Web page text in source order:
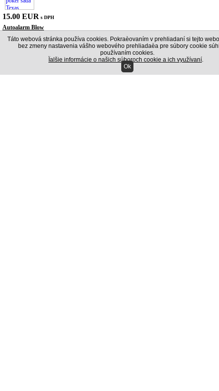
15.00 EUR s DPH
Autoalarm Blow
Alarmov� syst�m BLOW VLASTNOSTI: - Trojk...
s DPH
Multimeter UT120A
Táto webová stránka používa cookies. Pokraèovaním v prehliadaní si tejto
bez zmeny nastavenia vášho webového prehliadaèa pre súbory cookie
používaním cookies.
Ïalšie informácie o našich súboroch cookie a ich využívaní.
Ok